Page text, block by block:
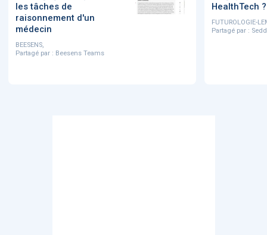
les tâches de
raisonnement d'un
médecin
BEESENS,
Partagé par : Beesens Teams
HealthTech ?
FUTUROLOGIE-
Partagé par :